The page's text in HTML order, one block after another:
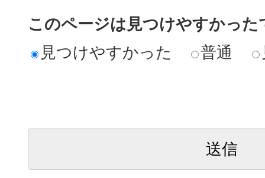
このページは見つけやすかった
見つけやすかった
普通